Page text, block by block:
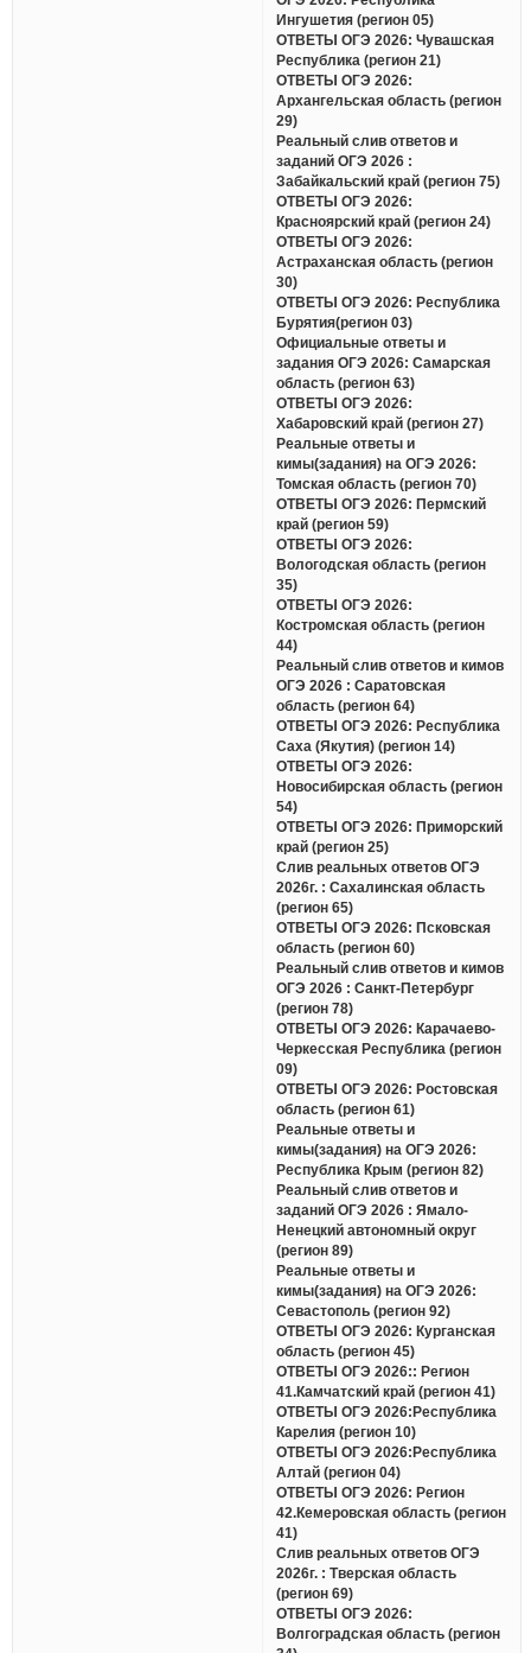
Ингушетия (регион 05)
ОТВЕТЫ ОГЭ 2026: Чувашская
Республика (регион 21)
ОТВЕТЫ ОГЭ 2026:
Архангельская область (регион
29)
Реальный слив ответов и
заданий ОГЭ 2026 :
Забайкальский край (регион 75)
ОТВЕТЫ ОГЭ 2026:
Красноярский край (регион 24)
ОТВЕТЫ ОГЭ 2026:
Астраханская область (регион
30)
ОТВЕТЫ ОГЭ 2026: Республика
Бурятия(регион 03)
Официальные ответы и
задания ОГЭ 2026: Самарская
область (регион 63)
ОТВЕТЫ ОГЭ 2026:
Хабаровский край (регион 27)
Реальные ответы и
кимы(задания) на ОГЭ 2026:
Томская область (регион 70)
ОТВЕТЫ ОГЭ 2026: Пермский
край (регион 59)
ОТВЕТЫ ОГЭ 2026:
Вологодская область (регион
35)
ОТВЕТЫ ОГЭ 2026:
Костромская область (регион
44)
Реальный слив ответов и кимов
ОГЭ 2026 : Саратовская
область (регион 64)
ОТВЕТЫ ОГЭ 2026: Республика
Саха (Якутия) (регион 14)
ОТВЕТЫ ОГЭ 2026:
Новосибирская область (регион
54)
ОТВЕТЫ ОГЭ 2026: Приморский
край (регион 25)
Слив реальных ответов ОГЭ
2026г. : Сахалинская область
(регион 65)
ОТВЕТЫ ОГЭ 2026: Псковская
область (регион 60)
Реальный слив ответов и кимов
ОГЭ 2026 : Санкт-Петербург
(регион 78)
ОТВЕТЫ ОГЭ 2026: Карачаево-
Черкесская Республика (регион
09)
ОТВЕТЫ ОГЭ 2026: Ростовская
область (регион 61)
Реальные ответы и
кимы(задания) на ОГЭ 2026:
Республика Крым (регион 82)
Реальный слив ответов и
заданий ОГЭ 2026 : Ямало-
Ненецкий автономный округ
(регион 89)
Реальные ответы и
кимы(задания) на ОГЭ 2026:
Севастополь (регион 92)
ОТВЕТЫ ОГЭ 2026: Курганская
область (регион 45)
ОТВЕТЫ ОГЭ 2026:: Регион
41.Камчатский край (регион 41)
ОТВЕТЫ ОГЭ 2026:Республика
Карелия (регион 10)
ОТВЕТЫ ОГЭ 2026:Республика
Алтай (регион 04)
ОТВЕТЫ ОГЭ 2026: Регион
42.Кемеровская область (регион
41)
Слив реальных ответов ОГЭ
2026г. : Тверская область
(регион 69)
ОТВЕТЫ ОГЭ 2026:
Волгоградская область (регион